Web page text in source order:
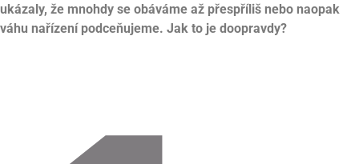
ukázaly, že mnohdy se obáváme až přespříliš nebo naopak
váhu nařízení podceňujeme. Jak to je doopravdy?